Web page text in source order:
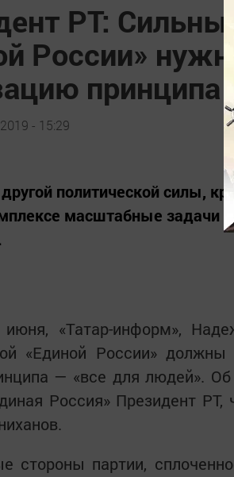
РТ:
России»
принципа
- 15:29
политической силы,
масштабные задачи
«Татар-информ»,
«Единой России»
— «все для людей».
Россия» Президент РТ,
стороны партии,